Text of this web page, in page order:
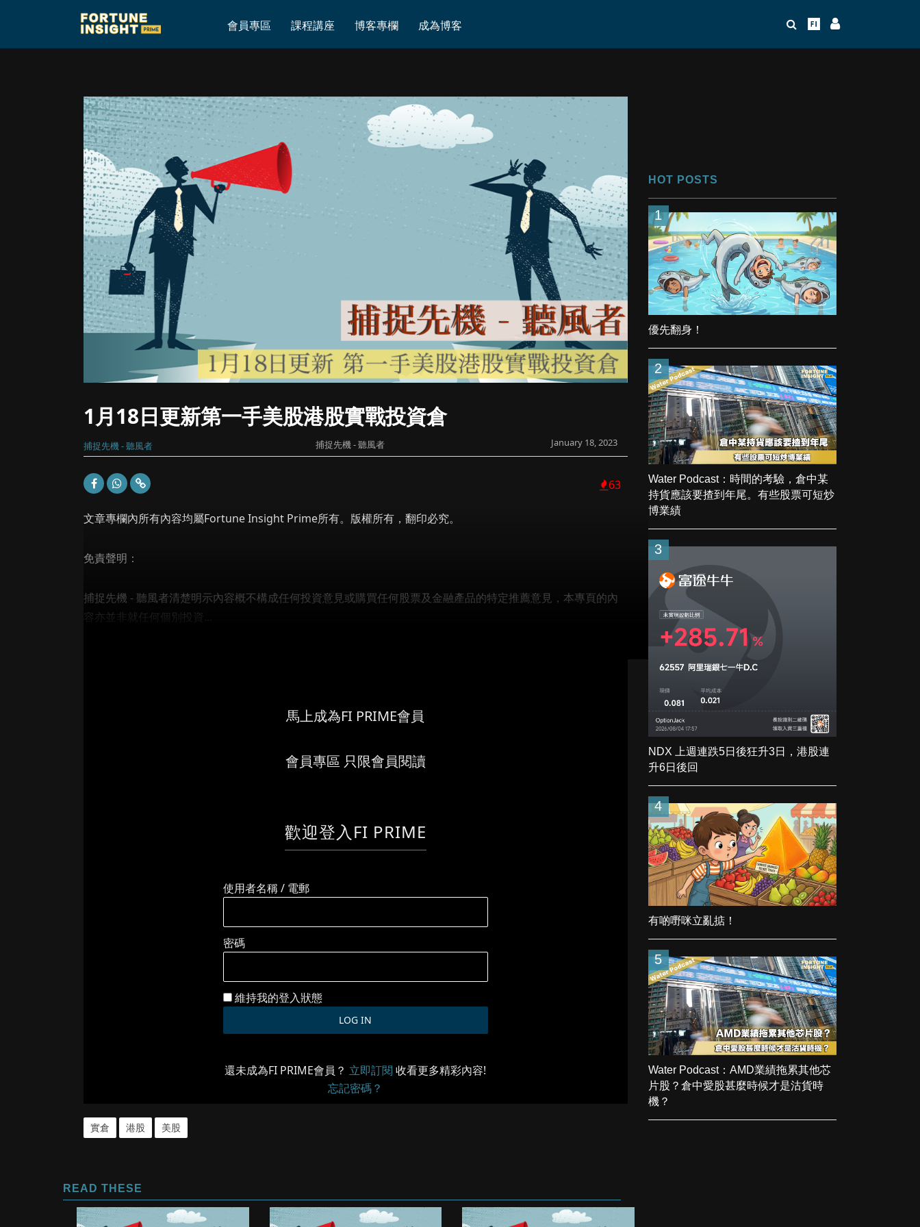
會員專區 課程講座 博客專欄 成為博客
1月18日更新第一手美股港股實戰投資倉
1月18日更新第一手美股港股實戰投資倉
捕捉先機 - 聽風者 捕捉先機 - 聽風者 January 18, 2023
63
文章專欄內所有內容均屬Fortune Insight Prime所有。版權所有，翻印必究。
免責聲明：
捕捉先機 - 聽風者清楚明示內容概不構成任何投資意見或購買任何股票及金融產品的特定推薦意見，本專頁的內
容亦並非就任何個別投資...
馬上成為FI PRIME會員
會員專區 只限會員閱讀
歡迎登入FI PRIME
使用者名稱 / 電郵
密碼
維持我的登入狀態
還未成為FI PRIME會員？ 立即訂閱 收看更多精彩內容!
忘記密碼？
實倉 港股 美股
READ THESE
HOT POSTS
1
優先翻身！
2
Water Podcast：時間的考驗，倉中某
持貨應該要揸到年尾。有些股票可短炒
博業績
3
NDX 上週連跌5日後狂升3日，港股連
升6日後回
4
有啲嘢咪立亂掂！
5
Water Podcast：AMD業績拖累其他芯
片股？倉中愛股甚麼時候才是沽貨時
機？